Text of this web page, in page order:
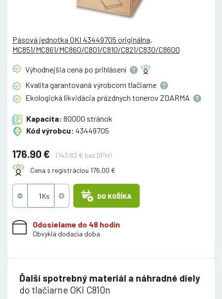
Pásová jednotka OKI 43449705 originálna,
MC851/MC861/MC860/C801/C810/C821/C830/C8600
Výhodnejšia cena po prihlásení
Kvalita garantovaná výrobcom tlačiarne
Ekologická likvidácia prázdnych tonerov ZDARMA
Kapacita: 80000 stránok
Kód výrobcu: 43449705
176.90 €
(143.82 € bez DPH)
Cena s registráciou 176.00 €
DO KOŠÍKA
Odosielame do 48 hodín
Obvyklá dodacia doba
Ďalší spotrebný materiál a náhradné diely
do tlačiarne OKI C810n